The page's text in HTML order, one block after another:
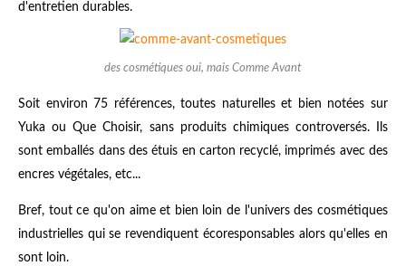
d'entretien durables.
des cosmétiques oui, mais Comme Avant
Soit environ 75 références, toutes naturelles et bien notées sur
Yuka ou Que Choisir, sans produits chimiques controversés. Ils
sont emballés dans des étuis en carton recyclé, imprimés avec des
encres végétales, etc...
Bref, tout ce qu'on aime et bien loin de l'univers des cosmétiques
industrielles qui se revendiquent écoresponsables alors qu'elles en
sont loin.